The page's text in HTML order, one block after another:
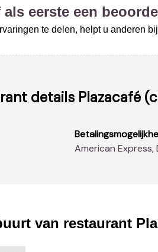
eerste een
te delen, helpt u anderen
details Plazacafé
American
van restaurant